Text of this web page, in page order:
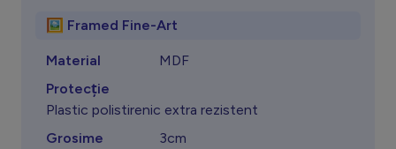
🖼️ Framed Fine-Art
Material
MDF
Protecţie
Plastic polistirenic extra rezistent
Grosime
3cm